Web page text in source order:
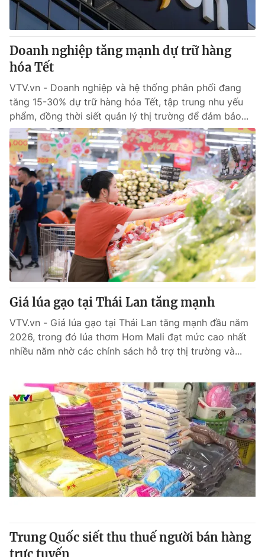
® Cấm sao chép dưới mọi hình thức nếu không có sự chấp
thuận bằng văn bản. Ghi rõ nguồn VTV.vn khi phát hành lại
thông tin từ website này.
Doanh nghiệp tăng mạnh dự trữ hàng
hóa Tết
VTV.vn - Doanh nghiệp và hệ thống phân phối đang
tăng 15-30% dự trữ hàng hóa Tết, tập trung nhu yếu
phẩm, đồng thời siết quản lý thị trường để đảm bảo...
Giá lúa gạo tại Thái Lan tăng mạnh
VTV.vn - Giá lúa gạo tại Thái Lan tăng mạnh đầu năm
2026, trong đó lúa thơm Hom Mali đạt mức cao nhất
nhiều năm nhờ các chính sách hỗ trợ thị trường và...
Trung Quốc siết thu thuế người bán hàng
trực tuyến